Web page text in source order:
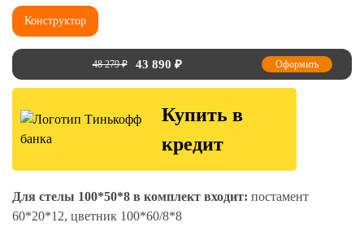
Конструктор
48 279₽ 43 890 ₽ Оформить
Купить в
кредит
Для стелы 100*50*8 в комплект входит: постамент
60*20*12, цветник 100*60/8*8